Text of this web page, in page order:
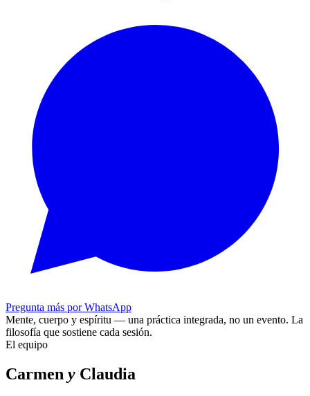
Pregunta más por WhatsApp
Mente, cuerpo y espíritu — una práctica integrada, no un evento. La
filosofía que sostiene cada sesión.
El equipo
Carmen y Claudia